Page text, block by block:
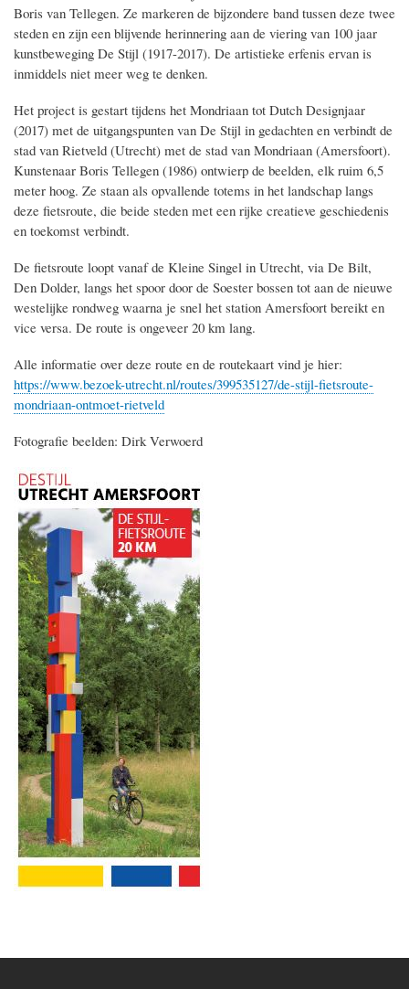
Boris van Tellegen. Ze markeren de bijzondere band tussen deze twee
steden en zijn een blijvende herinnering aan de viering van 100 jaar
kunstbeweging De Stijl (1917-2017). De artistieke erfenis ervan is
inmiddels niet meer weg te denken.
Het project is gestart tijdens het Mondriaan tot Dutch Designjaar
(2017) met de uitgangspunten van De Stijl in gedachten en verbindt de
stad van Rietveld (Utrecht) met de stad van Mondriaan (Amersfoort).
Kunstenaar Boris Tellegen (1986) ontwierp de beelden, elk ruim 6,5
meter hoog. Ze staan als opvallende totems in het landschap langs
deze fietsroute, die beide steden met een rijke creatieve geschiedenis
en toekomst verbindt.
De fietsroute loopt vanaf de Kleine Singel in Utrecht, via De Bilt,
Den Dolder, langs het spoor door de Soester bossen tot aan de nieuwe
westelijke rondweg waarna je snel het station Amersfoort bereikt en
vice versa. De route is ongeveer 20 km lang.
Alle informatie over deze route en de routekaart vind je hier:
https://www.bezoek-utrecht.nl/routes/399535127/de-stijl-fietsroute-
mondriaan-ontmoet-rietveld
Fotografie beelden: Dirk Verwoerd